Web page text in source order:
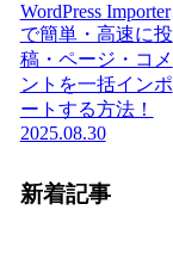
WordPress Importer
で簡単・高速に投
稿・ページ・コメ
ントを一括インポ
ートする方法！
2025.08.30
新着記事